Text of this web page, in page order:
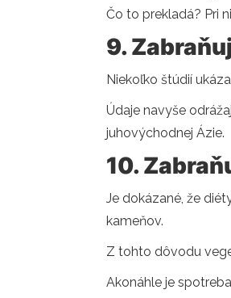
Čo to prekladá? Pri
9.
Niekoľko štúdií
Údaje navyše
juhovýchodnej Ázie.
10.
Je dokázané, že
kameňov.
Z tohto dôvodu
Akonáhle je